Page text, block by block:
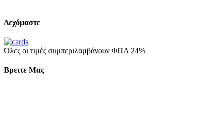
Δεχόμαστε
Όλες οι τιμές συμπεριλαμβάνουν ΦΠΑ 24%
Βρειτε Μας